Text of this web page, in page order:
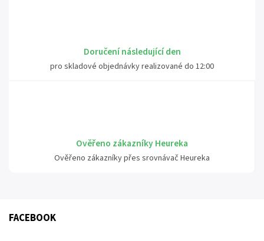
Doručení následující den
pro skladové objednávky realizované do 12:00
Ověřeno zákazníky Heureka
Ověřeno zákazníky přes srovnávač Heureka
FACEBOOK